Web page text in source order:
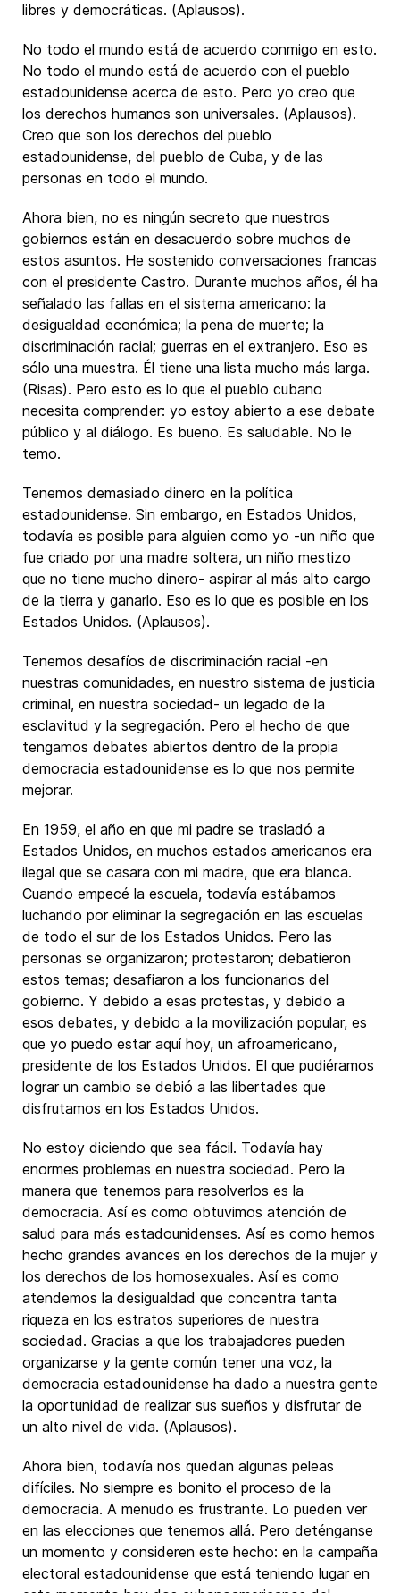
libres y democráticas. (Aplausos).
No todo el mundo está de acuerdo conmigo en esto.
No todo el mundo está de acuerdo con el pueblo
estadounidense acerca de esto. Pero yo creo que
los derechos humanos son universales. (Aplausos).
Creo que son los derechos del pueblo
estadounidense, del pueblo de Cuba, y de las
personas en todo el mundo.
Ahora bien, no es ningún secreto que nuestros
gobiernos están en desacuerdo sobre muchos de
estos asuntos. He sostenido conversaciones francas
con el presidente Castro. Durante muchos años, él ha
señalado las fallas en el sistema americano: la
desigualdad económica; la pena de muerte; la
discriminación racial; guerras en el extranjero. Eso es
sólo una muestra. Él tiene una lista mucho más larga.
(Risas). Pero esto es lo que el pueblo cubano
necesita comprender: yo estoy abierto a ese debate
público y al diálogo. Es bueno. Es saludable. No le
temo.
Tenemos demasiado dinero en la política
estadounidense. Sin embargo, en Estados Unidos,
todavía es posible para alguien como yo -un niño que
fue criado por una madre soltera, un niño mestizo
que no tiene mucho dinero- aspirar al más alto cargo
de la tierra y ganarlo. Eso es lo que es posible en los
Estados Unidos. (Aplausos).
Tenemos desafíos de discriminación racial -en
nuestras comunidades, en nuestro sistema de justicia
criminal, en nuestra sociedad- un legado de la
esclavitud y la segregación. Pero el hecho de que
tengamos debates abiertos dentro de la propia
democracia estadounidense es lo que nos permite
mejorar.
En 1959, el año en que mi padre se trasladó a
Estados Unidos, en muchos estados americanos era
ilegal que se casara con mi madre, que era blanca.
Cuando empecé la escuela, todavía estábamos
luchando por eliminar la segregación en las escuelas
de todo el sur de los Estados Unidos. Pero las
personas se organizaron; protestaron; debatieron
estos temas; desafiaron a los funcionarios del
gobierno. Y debido a esas protestas, y debido a
esos debates, y debido a la movilización popular, es
que yo puedo estar aquí hoy, un afroamericano,
presidente de los Estados Unidos. El que pudiéramos
lograr un cambio se debió a las libertades que
disfrutamos en los Estados Unidos.
No estoy diciendo que sea fácil. Todavía hay
enormes problemas en nuestra sociedad. Pero la
manera que tenemos para resolverlos es la
democracia. Así es como obtuvimos atención de
salud para más estadounidenses. Así es como hemos
hecho grandes avances en los derechos de la mujer y
los derechos de los homosexuales. Así es como
atendemos la desigualdad que concentra tanta
riqueza en los estratos superiores de nuestra
sociedad. Gracias a que los trabajadores pueden
organizarse y la gente común tener una voz, la
democracia estadounidense ha dado a nuestra gente
la oportunidad de realizar sus sueños y disfrutar de
un alto nivel de vida. (Aplausos).
Ahora bien, todavía nos quedan algunas peleas
difíciles. No siempre es bonito el proceso de la
democracia. A menudo es frustrante. Lo pueden ver
en las elecciones que tenemos allá. Pero deténganse
un momento y consideren este hecho: en la campaña
electoral estadounidense que está teniendo lugar en